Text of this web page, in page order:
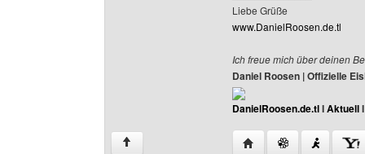
Liebe Grüße
www.DanielRoosen.de.tl
Ich freue mich über deinen
Daniel Roosen | Offizielle
DanielRoosen.de.tlIAktuell
↑ Website dieses